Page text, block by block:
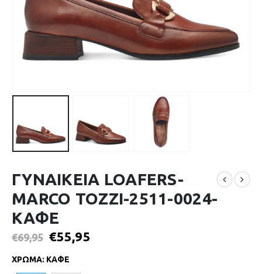
ΓΥΝΑΙΚΕΙΑ LOAFERS-
MARCO TOZZI-2511-0024-
ΚΑΦΕ
€69,95 €55,95
ΧΡΩΜΑ: ΚΑΦΕ